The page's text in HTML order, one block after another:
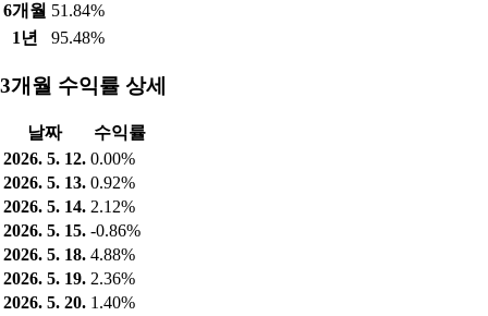
6개월 51.84%
1년
95.48%
3개월 수익률 상세
날짜
수익률
2026. 5. 12. 0.00%
2026. 5. 13. 0.92%
2026. 5. 14. 2.12%
2026. 5. 15. -0.86%
2026. 5. 18. 4.88%
2026. 5. 19. 2.36%
2026. 5. 20. 1.40%